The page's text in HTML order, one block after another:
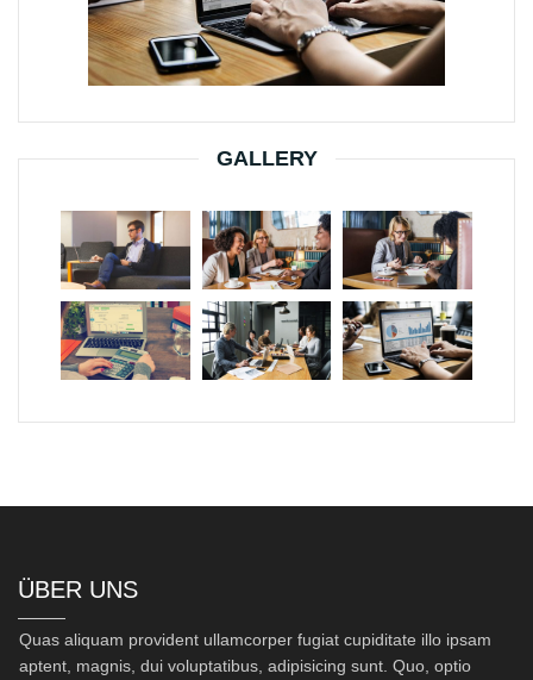
GALLERY
ÜBER UNS
Quas aliquam provident ullamcorper fugiat cupiditate illo ipsam
aptent, magnis, dui voluptatibus, adipisicing sunt. Quo, optio